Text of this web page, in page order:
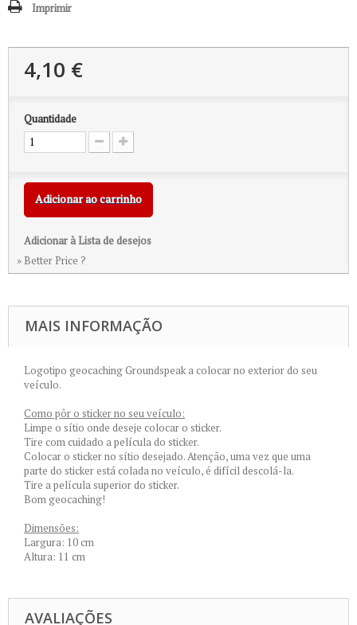
Imprimir
4,10 €
Quantidade
Adicionar ao carrinho
Adicionar à Lista de desejos
» Better Price ?
MAIS INFORMAÇÃO
Logotipo geocaching Groundspeak a colocar no exterior do seu
veículo.
Como pôr o sticker no seu veículo:
Limpe o sítio onde deseje colocar o sticker.
Tire com cuidado a película do sticker.
Colocar o sticker no sítio desejado. Atenção, uma vez que uma
parte do sticker está colada no veículo, é difícil descolá-la.
Tire a película superior do sticker.
Bom geocaching!
Dimensões:
Largura: 10 cm
Altura: 11 cm
AVALIAÇÕES